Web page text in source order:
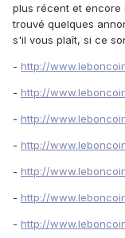
plus récent et encore
trouvé quelques
s'il vous plaît, si ce
- http://
- http://
- http://
- http://
- http://
- http://
- http://